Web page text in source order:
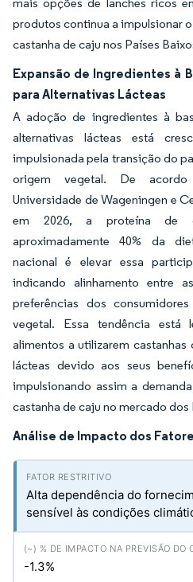
produtos continua a impulsionar
castanha de caju nos Países
Expansão de Ingredientes à
para Alternativas Lácteas
A adoção de ingredientes à
alternativas lácteas está
impulsionada pela transição do
origem vegetal. De
Universidade de Wageningen e
em 2026, a proteína de
aproximadamente 40% da
nacional é elevar essa
indicando alinhamento entre
preferências dos
vegetal. Essa tendência está
alimentos a utilizarem
lácteas devido aos seus
impulsionando assim a
castanha de caju no mercado dos
Análise de Impacto dos
Alta dependência do
sensível às condições
-1.3%